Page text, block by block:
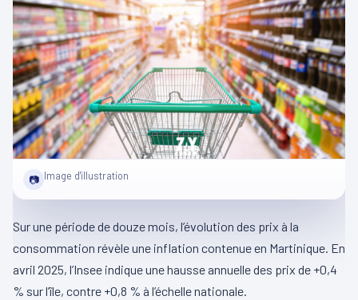
📷 Image d'illustration
Sur une période de douze mois, l’évolution des prix à la
consommation révèle une inflation contenue en Martinique. En
avril 2025, l’Insee indique une hausse annuelle des prix de +0,4
% sur l’île, contre +0,8 % à l’échelle nationale.